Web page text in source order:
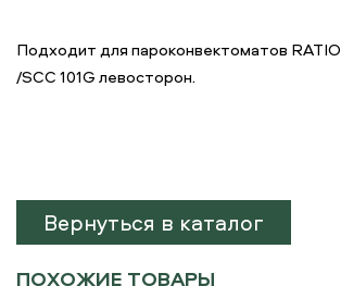
Подходит для пароконвектоматов
/SCC 101G левосторон.
Вернуться в каталог
ПОХОЖИЕ ТОВАРЫ